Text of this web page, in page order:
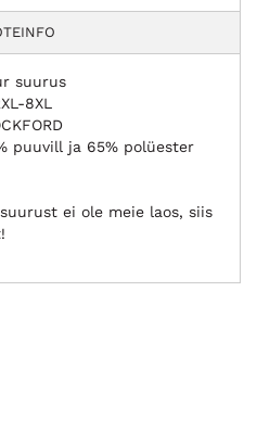
suurus
8XL
puuvill ja 65% polüester
ei ole meie laos, siis